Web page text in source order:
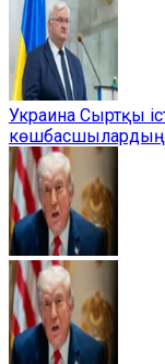
Украина Сыртқы
көшбасшылардың